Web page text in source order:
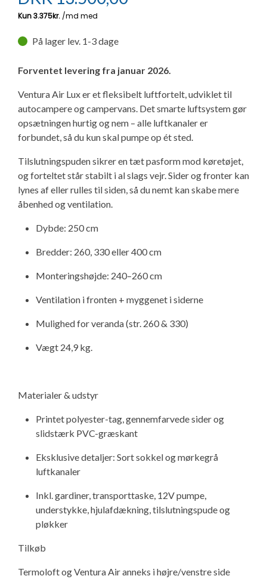
Adria Astella
Next
Hobby Prestige
Hobby Maxia
Ny campingvogn - godt at vide
Lille campingvogn
Finansiering af campingvogn
Forsikring af campingvogn
Vil du sælge din campingvogn?
Brugte telte og udstyr
Isabella fortelte
Isabella Fortelte
Isabella Lufttelte
Isabella weekend- og vinterfortelte
Isabella Opstillingsvejledninger
Camping erhverv
Adria Coral
Adria Compact
Internet i campingvognen
Aircondition og klimaanlæg
Gas-komfort i din campingvogn
E-trailer kontrol- og sikkerhedsapp
Byvand - rindende vand i campingvognen
3 spændende ideer til campingvognen
GPS tracker til autocamper og campingvogn
GRØN Virksomhed
Sikker handel
Klagemuligheder
Konkurrenceregler
Handelsbetingelser - webshop
Cookie & Privatlivspolitik
GPDR - Optagelse af foto og video
GPDR - KG Camping Kundeklub
På lager lev. 1-3 dage
Forventet levering fra januar 2026.
Ventura Air Lux er et fleksibelt luftfortelt, udviklet til
autocampere og campervans. Det smarte luftsystem gør
opsætningen hurtig og nem – alle luftkanaler er
forbundet, så du kun skal pumpe op ét sted.
Tilslutningspuden sikrer en tæt pasform mod køretøjet,
og forteltet står stabilt i al slags vejr. Sider og fronter kan
lynes af eller rulles til siden, så du nemt kan skabe mere
åbenhed og ventilation.
Dybde: 250 cm
Bredder: 260, 330 eller 400 cm
Monteringshøjde: 240–260 cm
Ventilation i fronten + myggenet i siderne
Mulighed for veranda (str. 260 & 330)
Vægt 24,9 kg.
Materialer & udstyr
Printet polyester-tag, gennemfarvede sider og
slidstærk PVC-græskant
Eksklusive detaljer: Sort sokkel og mørkegrå
luftkanaler
Inkl. gardiner, transporttaske, 12V pumpe,
understykke, hjulafdækning, tilslutningspude og
pløkker
Tilkøb
Termoloft og Ventura Air anneks i højre/venstre side